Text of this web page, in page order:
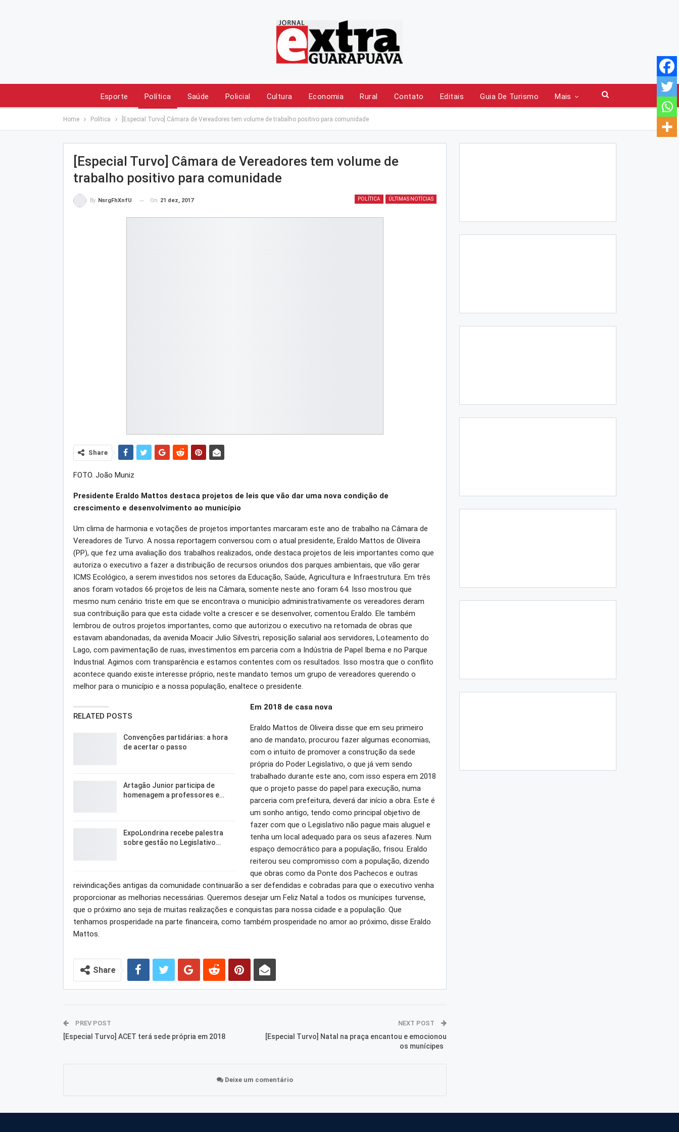
Esporte Política Saúde Policial Cultura Economia Rural Contato Editais Guia De Turismo Mais
Home Política [Especial Turvo] Câmara de Vereadores tem volume de trabalho positivo para comunidade
[Especial Turvo] Câmara de Vereadores tem volume de
trabalho positivo para comunidade
POLÍTICA ÚLTIMAS NOTÍCIAS
By NsrgFhXnfU On 21 dez, 2017
Share
FOTO. João Muniz
Presidente Eraldo Mattos destaca projetos de leis que vão dar uma nova condição de
crescimento e desenvolvimento ao município
Um clima de harmonia e votações de projetos importantes marcaram este ano de trabalho na Câmara de
Vereadores de Turvo. A nossa reportagem conversou com o atual presidente, Eraldo Mattos de Oliveira
(PP), que fez uma avaliação dos trabalhos realizados, onde destaca projetos de leis importantes como que
autoriza o executivo a fazer a distribuição de recursos oriundos dos parques ambientais, que vão gerar
ICMS Ecológico, a serem investidos nos setores da Educação, Saúde, Agricultura e Infraestrutura. Em três
anos foram votados 66 projetos de leis na Câmara, somente neste ano foram 64. Isso mostrou que
mesmo num cenário triste em que se encontrava o município administrativamente os vereadores deram
sua contribuição para que esta cidade volte a crescer e se desenvolver, comentou Eraldo. Ele também
lembrou de outros projetos importantes, como que autorizou o executivo na retomada de obras que
estavam abandonadas, da avenida Moacir Julio Silvestri, reposição salarial aos servidores, Loteamento do
Lago, com pavimentação de ruas, investimentos em parceria com a Indústria de Papel Ibema e no Parque
Industrial. Agimos com transparência e estamos contentes com os resultados. Isso mostra que o conflito
acontece quando existe interesse próprio, neste mandato temos um grupo de vereadores querendo o
melhor para o município e a nossa população, enaltece o presidente.
RELATED POSTS
Convenções partidárias: a hora
de acertar o passo
Artagão Junior participa de
homenagem a professores e…
ExpoLondrina recebe palestra
sobre gestão no Legislativo…
Em 2018 de casa nova
Eraldo Mattos de Oliveira disse que em seu primeiro
ano de mandato, procurou fazer algumas economias,
com o intuito de promover a construção da sede
própria do Poder Legislativo, o que já vem sendo
trabalhado durante este ano, com isso espera em 2018
que o projeto passe do papel para execução, numa
parceria com prefeitura, deverá dar início a obra. Este é
um sonho antigo, tendo como principal objetivo de
fazer com que o Legislativo não pague mais aluguel e
tenha um local adequado para os seus afazeres. Num
espaço democrático para a população, frisou. Eraldo
reiterou seu compromisso com a população, dizendo
que obras como da Ponte dos Pachecos e outras
reivindicações antigas da comunidade continuarão a ser defendidas e cobradas para que o executivo venha
proporcionar as melhorias necessárias. Queremos desejar um Feliz Natal a todos os munícipes turvense,
que o próximo ano seja de muitas realizações e conquistas para nossa cidade e a população. Que
tenhamos prosperidade na parte financeira, como também prosperidade no amor ao próximo, disse Eraldo
Mattos.
Share
PREV POST
[Especial Turvo] ACET terá sede própria em 2018
NEXT POST
[Especial Turvo] Natal na praça encantou e emocionou
os munícipes
Deixe um comentário